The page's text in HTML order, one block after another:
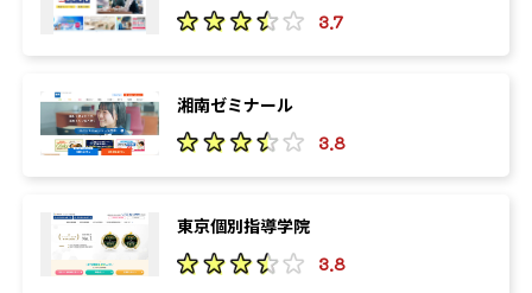
3.7
湘南ゼミナール
3.8
東京個別指導学院
3.8